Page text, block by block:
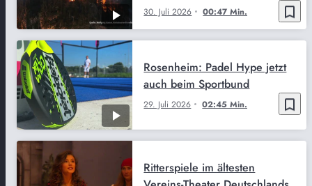
bookmark_border
30. Juli 2026 00:47 Min.
bookmark_border
29. Juli 2026 02:45 Min.
Rosenheim: Padel Hype jetzt
auch beim Sportbund
Ritterspiele im ältesten